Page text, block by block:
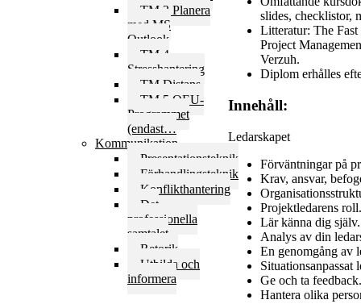
TM 3 Planera
med MS
Outlook
TM 4
Stresshantering
TM Distans
TM 5 OEU-
Programmet
(endast…
Kommunikation
Presentationsteknik
Förhandlingsteknik
Konflikthantering
Det
professionella
samtalet
Retorik
Utbilda och
informera
slides, checklistor,
Litteratur: The
Project
Verzuh.
Diplom erhålles
Innehåll:
Ledarskapet
Förväntningar på
Krav, ansvar,
Projektledarens roll.
Lär känna dig själv.
Analys av din
En genomgång av
Situationsanpassat
Ge och ta feedback.
Hantera olika